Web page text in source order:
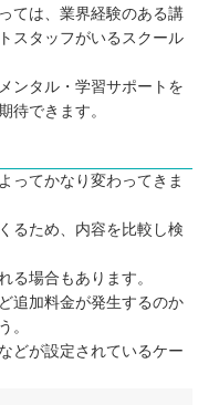
ては、業界経験のある講
スタッフがいるスクール
ンタル・学習サポートを
待できます。
ってかなり変わってきま
るため、内容を比較し検
る場合もあります。
追加料金が発生するのか
。
どが設定されているケー